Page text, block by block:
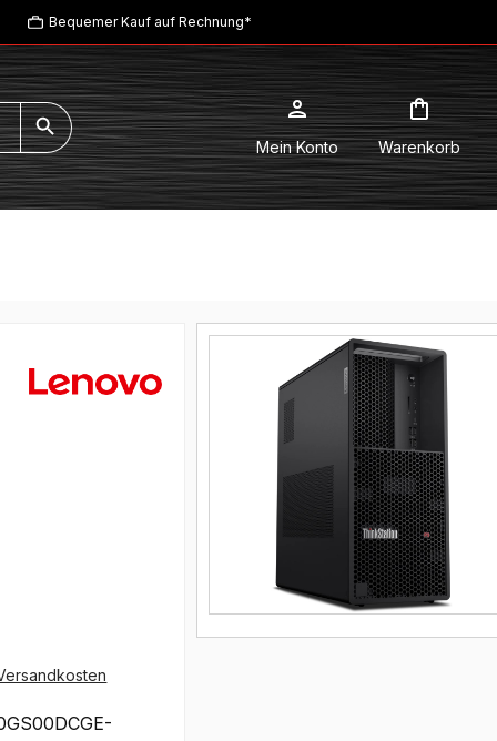
Bequemer Kauf auf Rechnung*
Mein Konto Warenkorb